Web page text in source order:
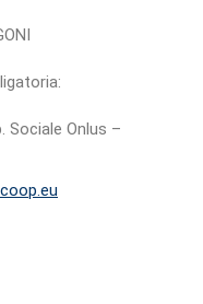
Sociale Onlus –